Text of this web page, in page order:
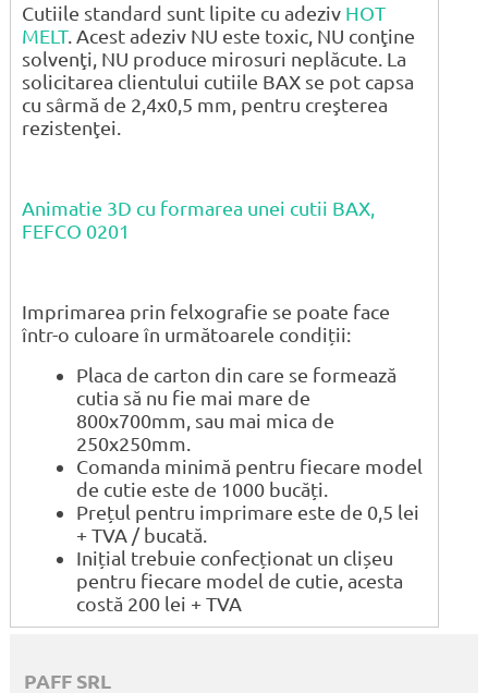
Cutiile standard sunt lipite cu adeziv HOT
MELT. Acest adeziv NU este toxic, NU conţine
solvenţi, NU produce mirosuri neplăcute. La
solicitarea clientului cutiile BAX se pot capsa
cu sârmă de 2,4x0,5 mm, pentru creşterea
rezistenţei.
Animatie 3D cu formarea unei cutii BAX,
FEFCO 0201
Imprimarea prin felxografie se poate face
într-o culoare în următoarele condiții:
Placa de carton din care se formează
cutia să nu fie mai mare de
800x700mm, sau mai mica de
250x250mm.
Comanda minimă pentru fiecare model
de cutie este de 1000 bucăți.
Prețul pentru imprimare este de 0,5 lei
+ TVA / bucată.
Inițial trebuie confecționat un clișeu
pentru fiecare model de cutie, acesta
costă 200 lei + TVA
PAFF SRL